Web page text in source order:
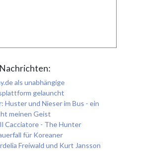
als unabhängige
gelauncht
Huster und Nieser im Bus - ein
meinen Geist
Cacciatore - The Hunter
für Koreaner
Freiwald und Kurt Jansson